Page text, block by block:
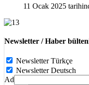
11 Ocak 2025
Newsletter / Haber
Newsletter Türkçe
Newsletter Deutsch
Ad